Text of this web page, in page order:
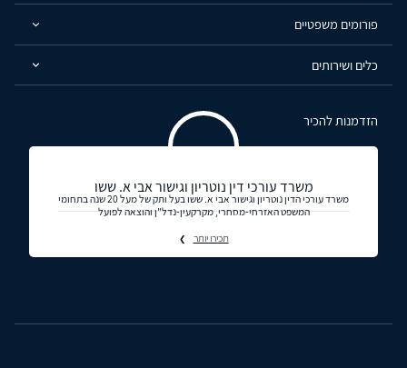
פורומים משפטיים
כלים ושירותים
הזדמנות להכיר
משרד עורכי דין נוטריון וגישור אבי א. ששו
משרד עורכי הדין נוטריון וגישור אבי א. ששו בעל ותק של מעל 20 שנה בתחומי
המשפט האזרחי-מסחרי, מקרקעין-נדל"ן והוצאה לפועל
תכירו יותר